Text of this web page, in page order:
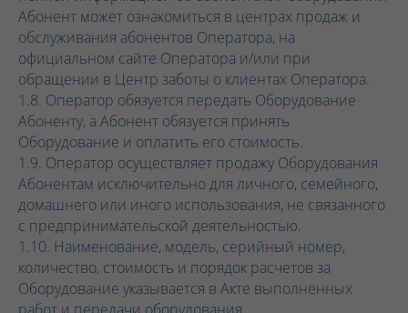
Абонент может ознакомиться в центрах продаж и
обслуживания абонентов Оператора, на
официальном сайте Оператора и/или при
обращении в Центр заботы о клиентах Оператора.
1.8. Оператор обязуется передать Оборудование
Абоненту, а Абонент обязуется принять
Оборудование и оплатить его стоимость.
1.9. Оператор осуществляет продажу Оборудования
Абонентам исключительно для личного, семейного,
домашнего или иного использования, не связанного
с предпринимательской деятельностью.
1.10. Наименование, модель, серийный номер,
количество, стоимость и порядок расчетов за
Оборудование указывается в Акте выполненных